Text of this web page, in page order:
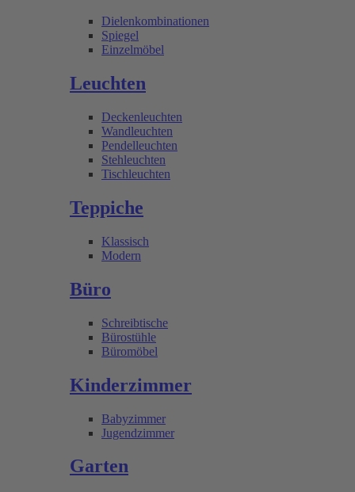
Dielenkombinationen
Spiegel
Einzelmöbel
Leuchten
Deckenleuchten
Wandleuchten
Pendelleuchten
Stehleuchten
Tischleuchten
Teppiche
Klassisch
Modern
Büro
Schreibtische
Bürostühle
Büromöbel
Kinderzimmer
Babyzimmer
Jugendzimmer
Garten